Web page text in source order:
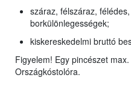
száraz, félszáraz,
borkülönlegességek;
kiskereskedelmi bruttó
Figyelem! Egy pincészet
Országkóstolóra.